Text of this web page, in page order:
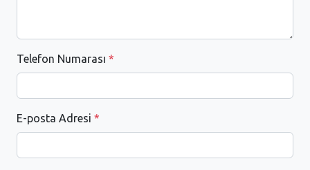
Telefon Numarası *
E-posta Adresi *